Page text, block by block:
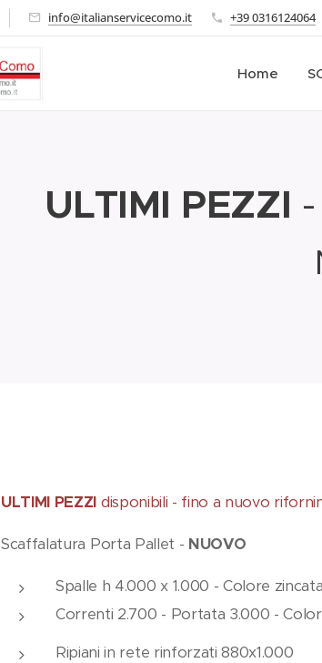
info@italianservicecomo.it +39 0316124064
Home
ULTIMI PEZZI -
ULTIMI PEZZI disponibili - fino a nuovo
Scaffalatura Porta Pallet - NUOVO
Spalle h 4.000 x 1.000 - Colore zincata
Correnti 2.700 - Portata 3.000 -
Ripiani in rete rinforzati 880x1.000